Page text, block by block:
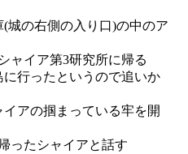
城の右側の入り口)の中のア
ャイア第3研究所に帰る
行ったというので追いか
アの掴まっている牢を開
ったシャイアと話す